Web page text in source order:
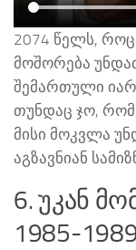
2074 წელს,
მოშორება
შემართული
თუნდაც ჯო,
მისი მოკვლა
აგზავნიან
6. უკან
1985-